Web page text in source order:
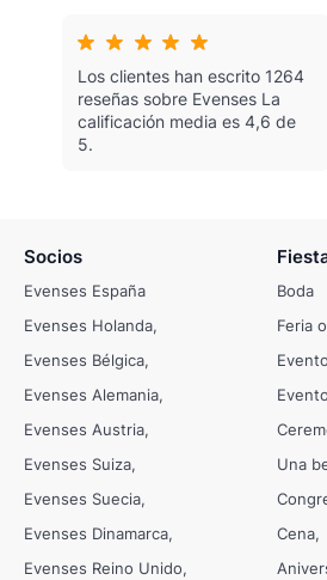
Los clientes han escrito 1264
reseñas sobre Evenses La
calificación media es 4,6 de
5.
Socios
Evenses España
Evenses Holanda
Evenses Bélgica
Evenses Alemania
Evenses Austria
Evenses Suiza
Evenses Suecia
Evenses Dinamarca
Evenses Reino Unido
Boda
Feria
Una
Cena